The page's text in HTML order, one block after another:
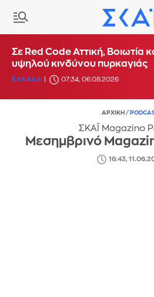
Σε Red Code Αττική, Βοιωτία
υψηλού κινδύνου πυρκαγιάς
ΕΛΛΑΔΑ 07:34, 06.08.2026
ΑΡΧΙΚΗ /
ΣΚΑΪ Magazino
Μεσημβρινό
16:43,